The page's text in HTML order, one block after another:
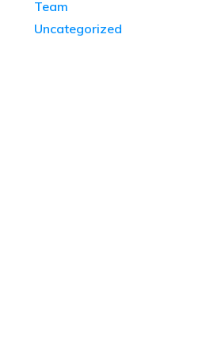
Team
Uncategorized